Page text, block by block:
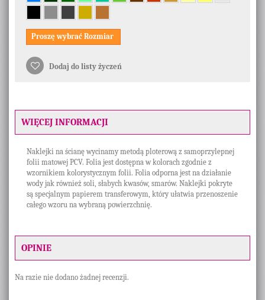
Proszę wybrać Rozmiar
Dodaj do listy życzeń
WIĘCEJ INFORMACJI
Naklejki na ścianę wycinamy metodą ploterową z samoprzylepnej
folii matowej PCV. Folia jest dostępna w kolorach zgodnie z
wzornikiem kolorystycznym folii. Folia odporna jest na działanie
wody jak również soli, słabych kwasów, smarów. Naklejki pokryte
są specjalnym papierem transferowym, który ułatwia przenoszenie
całego wzoru na wybraną powierzchnię.
OPINIE
Na razie nie dodano żadnej recenzji.